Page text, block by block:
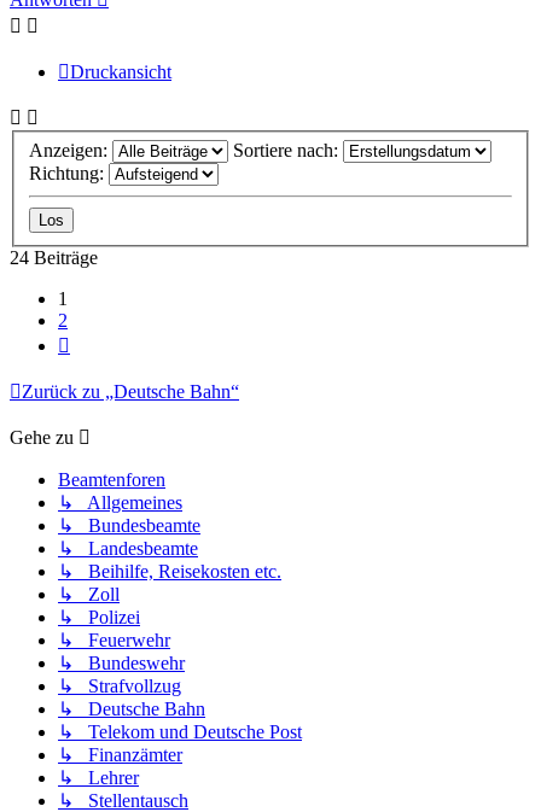
Druckansicht
Anzeigen:
Sortiere nach:
Richtung:
24 Beiträge
1
2
Zurück zu „Deutsche Bahn“
Gehe zu
Beamtenforen
↳ Allgemeines
↳ Bundesbeamte
↳ Landesbeamte
↳ Beihilfe, Reisekosten etc.
↳ Zoll
↳ Polizei
↳ Feuerwehr
↳ Bundeswehr
↳ Strafvollzug
↳ Deutsche Bahn
↳ Telekom und Deutsche Post
↳ Finanzämter
↳ Lehrer
↳ Stellentausch